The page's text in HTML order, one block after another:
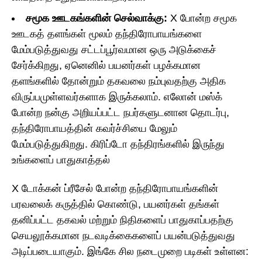
சமூக ஊடகங்களின் செல்வாக்கு: X போன்ற சமூக
ஊடகத் தளங்கள் மூலம் தந்திரோபாயங்களை
மேம்படுத்துவது சட்டப்பூர்வமான ஒரு அடுக்கைச்
சேர்க்கிறது, ஏனெனில் பயனர்கள் பழக்கமான
தளங்களில் தோன்றும் தகவலை நம்புவதற்கு அதிக
விருப்பமுள்ளவர்களாக இருக்கலாம். எலோன் மஸ்க்
போன்ற நன்கு அறியப்பட்ட நபர்களுடனான தொடர்பு,
தந்திரோபாயத்தின் கவர்ச்சியை மேலும்
மேம்படுத்துகிறது. கிரிப்டோ தந்திரங்களில் இருந்து
உங்களைப் பாதுகாத்தல்
X டோக்கன் ப்ரீசேல் போன்ற தந்திரோபாயங்களின்
பரவலைக் கருத்தில் கொண்டு, பயனர்கள் தங்கள்
தனிப்பட்ட தகவல் மற்றும் நிதிகளைப் பாதுகாப்பதற்கு
செயலூக்கமான நடவடிக்கைகளைப் பயன்படுத்துவது
அடிப்படையாகும். இங்கே சில நடைமுறை படிகள் உள்ளன: